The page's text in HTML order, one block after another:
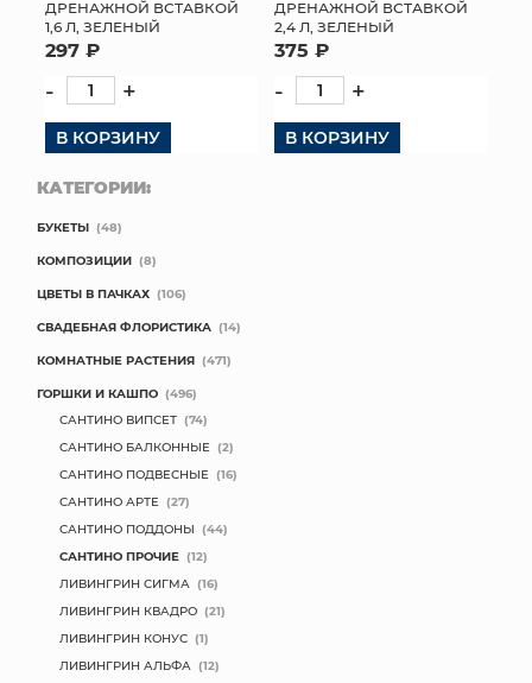
ДРЕНАЖНОЙ ВСТАВКОЙ
1,6 Л, ЗЕЛЕНЫЙ
297 ₽
- +
В КОРЗИНУ
ДРЕНАЖНОЙ ВСТАВКОЙ
2,4 Л, ЗЕЛЕНЫЙ
375 ₽
- +
В КОРЗИНУ
КАТЕГОРИИ:
БУКЕТЫ (48)
КОМПОЗИЦИИ (8)
ЦВЕТЫ В ПАЧКАХ (106)
СВАДЕБНАЯ ФЛОРИСТИКА (14)
КОМНАТНЫЕ РАСТЕНИЯ (471)
ГОРШКИ И КАШПО (496)
САНТИНО ВИПСЕТ (74)
САНТИНО БАЛКОННЫЕ (2)
САНТИНО ПОДВЕСНЫЕ (16)
САНТИНО АРТЕ (27)
САНТИНО ПОДДОНЫ (44)
САНТИНО ПРОЧИЕ (12)
ЛИВИНГРИН СИГМА (16)
ЛИВИНГРИН КВАДРО (21)
ЛИВИНГРИН КОНУС (1)
ЛИВИНГРИН АЛЬФА (12)